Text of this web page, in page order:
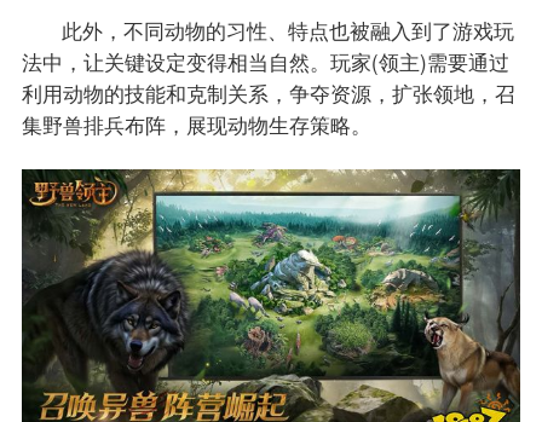
此外，不同动物的习性、特点也被融入到了游戏玩
法中，让关键设定变得相当自然。玩家(领主)需要通过
利用动物的技能和克制关系，争夺资源，扩张领地，召
集野兽排兵布阵，展现动物生存策略。